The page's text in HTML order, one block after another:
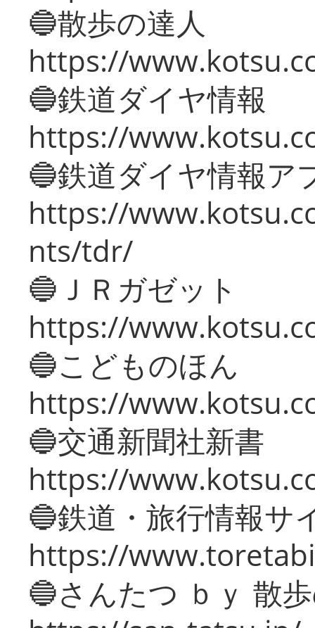
🔵散歩の達人
https://
🔵鉄道ダイヤ情報
https://
🔵鉄道ダイヤ情報ア
https://
nts/tdr/
🔵ＪＲガゼット
https://
🔵こどものほん
https://
🔵交通新聞社新書
https://
🔵鉄道・旅行情報サ
https://
🔵さんたつ ｂｙ 散